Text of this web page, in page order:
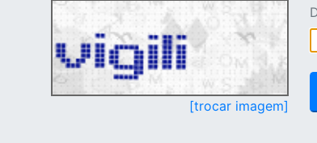
[trocar imagem]